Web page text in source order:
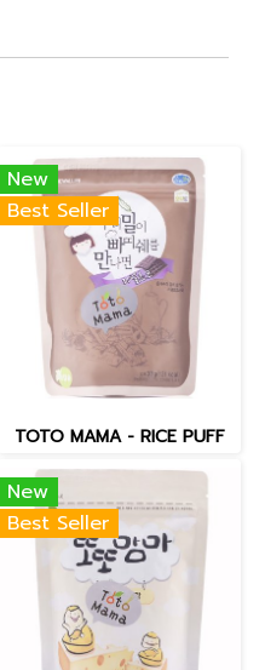
New
Best Seller
TOTO MAMA - RICE PUFF
New
Best Seller